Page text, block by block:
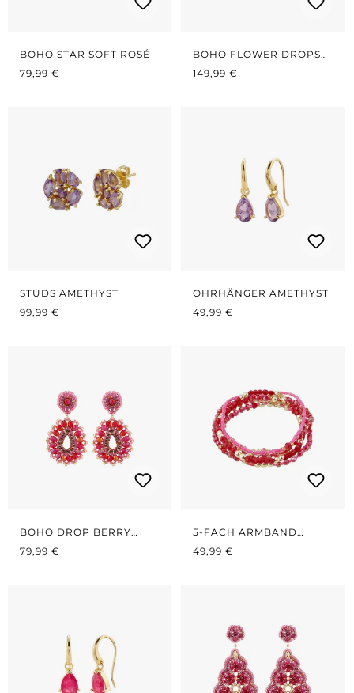
BOHO STAR SOFT ROSÉ
REGULÄRER PREIS:
79,99 €
BOHO FLOWER DROPS
ROSÉ GREY
REGULÄRER PREIS:
149,99 €
STUDS AMETHYST
REGULÄRER PREIS:
99,99 €
OHRHÄNGER AMETHYST
REGULÄRER PREIS:
49,99 €
BOHO DROP BERRY
PINK
REGULÄRER PREIS:
79,99 €
5-FACH ARMBAND
RED/PINK
REGULÄRER PREIS:
49,99 €